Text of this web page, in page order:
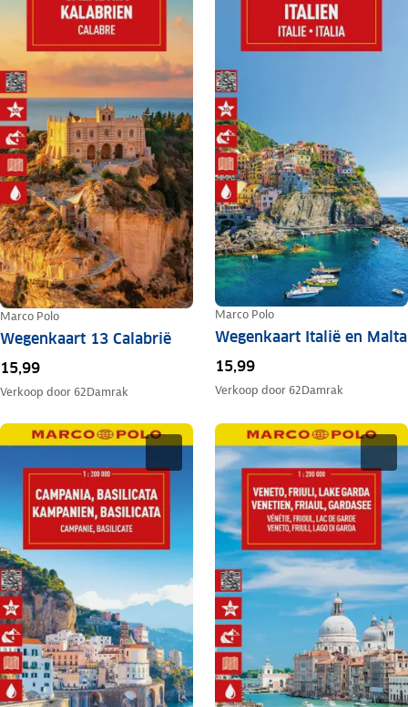
Marco Polo
Wegenkaart 13 Calabrië
15,99
Verkoop door 62Damrak
Marco Polo
Wegenkaart Italië en Malta
15,99
Verkoop door 62Damrak